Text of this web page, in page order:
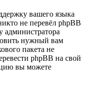
вашего языка
не перевёл phpBB
администратора
нужный вам
пакета не
phpBB на свой
вы можете